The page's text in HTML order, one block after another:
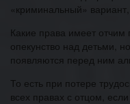
«криминальный»
Какие права имеет
опекунство над детьми,
появляются перед ним
То есть при потере
всех правах с отцом,